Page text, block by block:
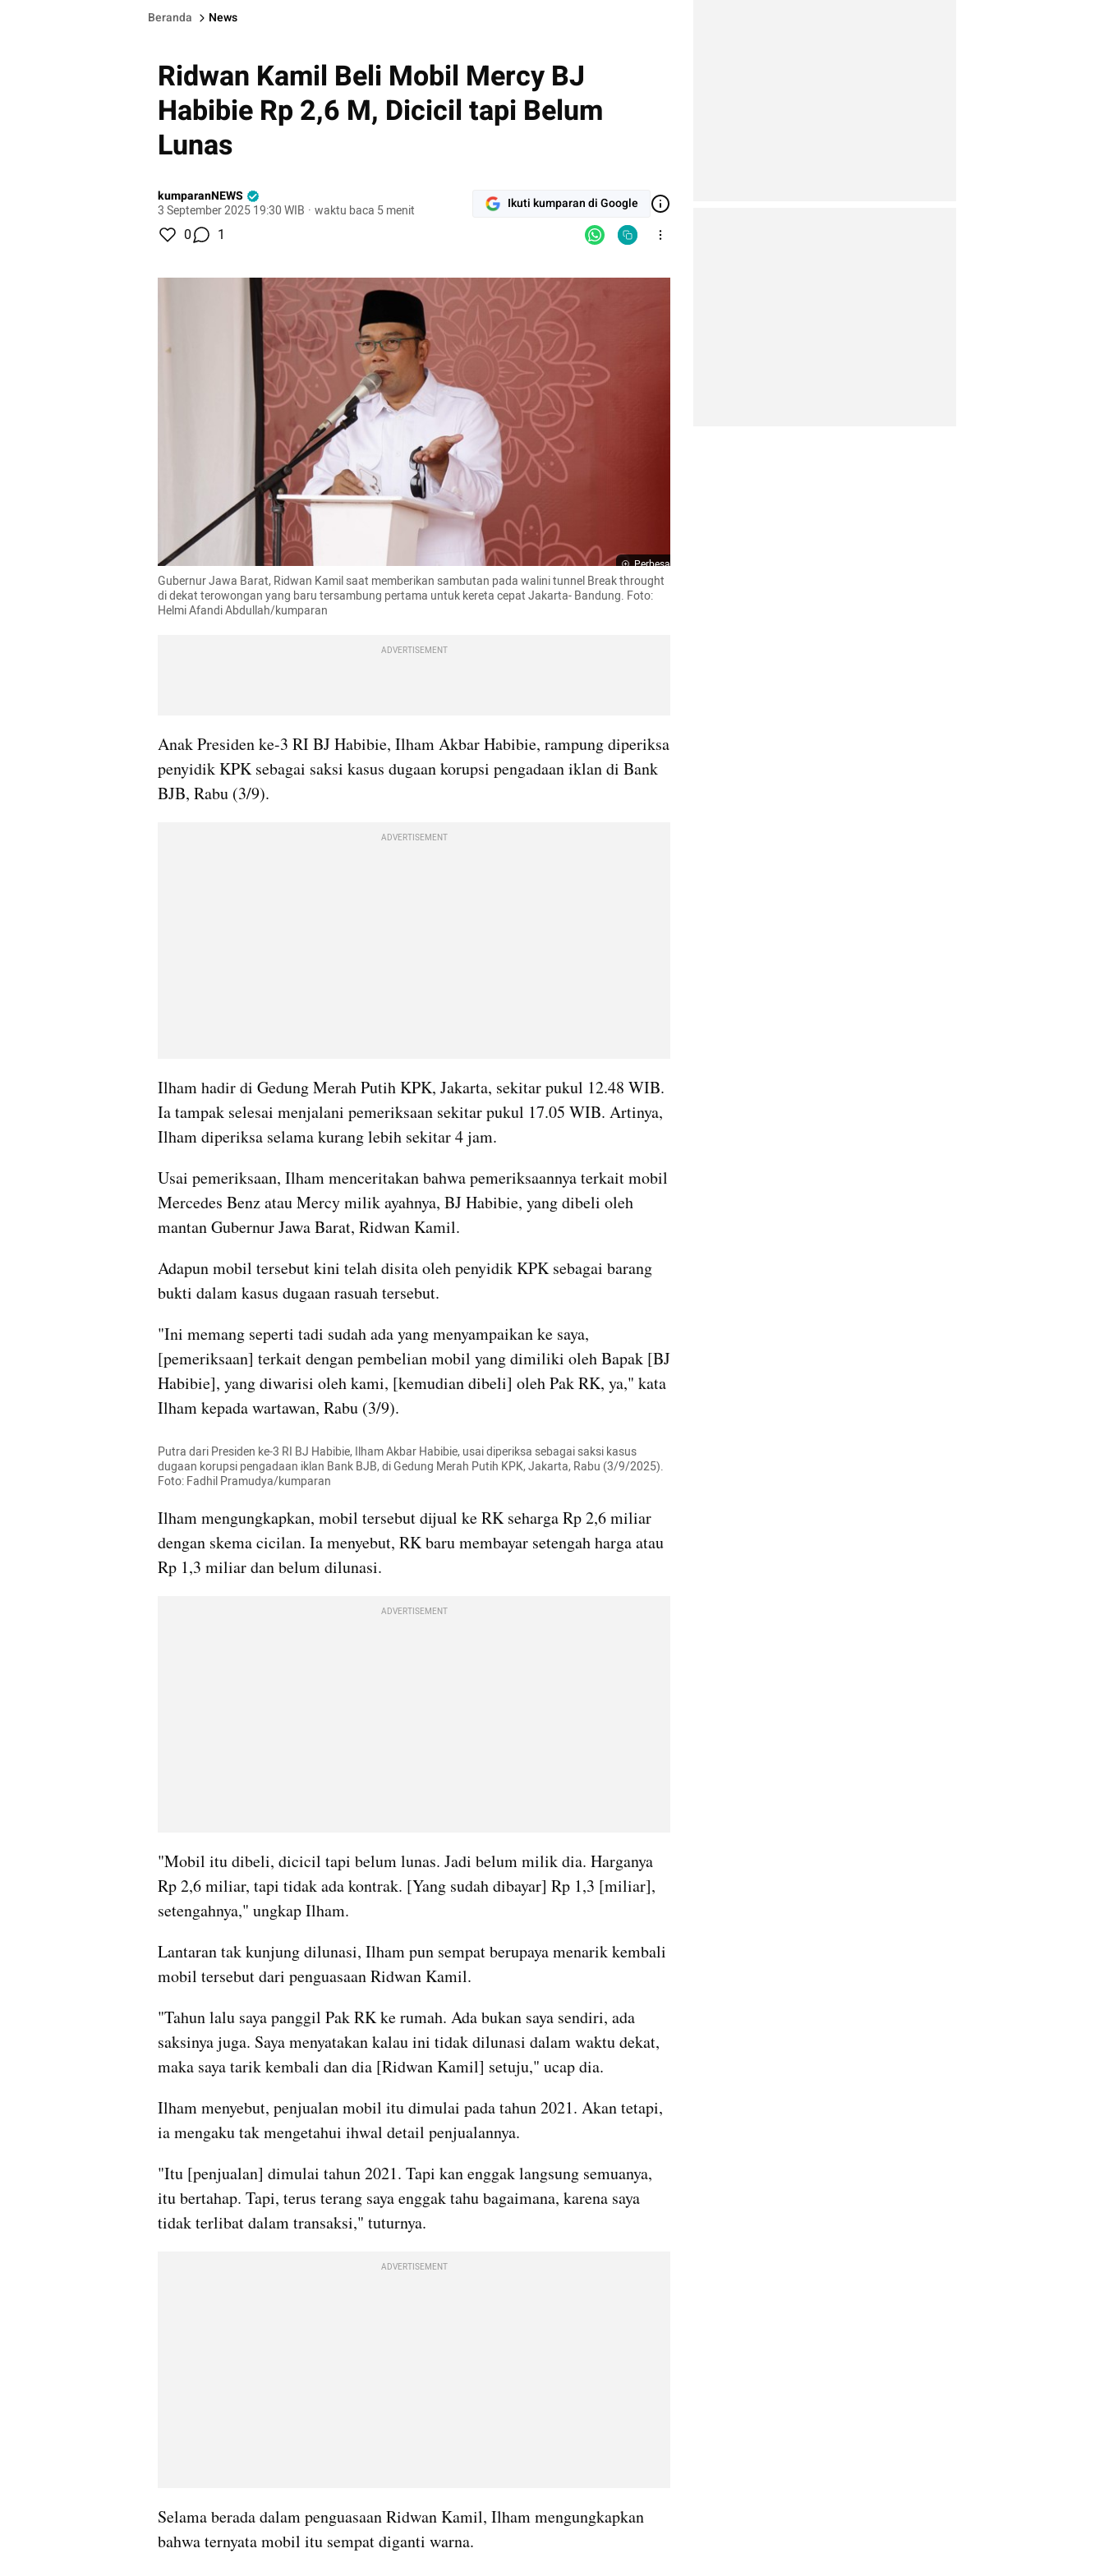
Beranda News
Ridwan Kamil Beli Mobil Mercy BJ
Habibie Rp 2,6 M, Dicicil tapi Belum
Lunas
kumparanNEWS
3 September 2025 19:30 WIB · waktu baca 5 menit Ikuti kumparan di Google
0 1
Perbesar
Gubernur Jawa Barat, Ridwan Kamil saat memberikan sambutan pada walini tunnel Break throught
di dekat terowongan yang baru tersambung pertama untuk kereta cepat Jakarta- Bandung. Foto:
Helmi Afandi Abdullah/kumparan
ADVERTISEMENT
Anak Presiden ke-3 RI BJ Habibie, Ilham Akbar Habibie, rampung diperiksa
penyidik KPK sebagai saksi kasus dugaan korupsi pengadaan iklan di Bank
BJB, Rabu (3/9).
ADVERTISEMENT
Ilham hadir di Gedung Merah Putih KPK, Jakarta, sekitar pukul 12.48 WIB.
Ia tampak selesai menjalani pemeriksaan sekitar pukul 17.05 WIB. Artinya,
Ilham diperiksa selama kurang lebih sekitar 4 jam.
Usai pemeriksaan, Ilham menceritakan bahwa pemeriksaannya terkait mobil
Mercedes Benz atau Mercy milik ayahnya, BJ Habibie, yang dibeli oleh
mantan Gubernur Jawa Barat, Ridwan Kamil.
Adapun mobil tersebut kini telah disita oleh penyidik KPK sebagai barang
bukti dalam kasus dugaan rasuah tersebut.
"Ini memang seperti tadi sudah ada yang menyampaikan ke saya,
[pemeriksaan] terkait dengan pembelian mobil yang dimiliki oleh Bapak [BJ
Habibie], yang diwarisi oleh kami, [kemudian dibeli] oleh Pak RK, ya," kata
Ilham kepada wartawan, Rabu (3/9).
Putra dari Presiden ke-3 RI BJ Habibie, Ilham Akbar Habibie, usai diperiksa sebagai saksi kasus
dugaan korupsi pengadaan iklan Bank BJB, di Gedung Merah Putih KPK, Jakarta, Rabu (3/9/2025).
Foto: Fadhil Pramudya/kumparan
Ilham mengungkapkan, mobil tersebut dijual ke RK seharga Rp 2,6 miliar
dengan skema cicilan. Ia menyebut, RK baru membayar setengah harga atau
Rp 1,3 miliar dan belum dilunasi.
ADVERTISEMENT
"Mobil itu dibeli, dicicil tapi belum lunas. Jadi belum milik dia. Harganya
Rp 2,6 miliar, tapi tidak ada kontrak. [Yang sudah dibayar] Rp 1,3 [miliar],
setengahnya," ungkap Ilham.
Lantaran tak kunjung dilunasi, Ilham pun sempat berupaya menarik kembali
mobil tersebut dari penguasaan Ridwan Kamil.
"Tahun lalu saya panggil Pak RK ke rumah. Ada bukan saya sendiri, ada
saksinya juga. Saya menyatakan kalau ini tidak dilunasi dalam waktu dekat,
maka saya tarik kembali dan dia [Ridwan Kamil] setuju," ucap dia.
Ilham menyebut, penjualan mobil itu dimulai pada tahun 2021. Akan tetapi,
ia mengaku tak mengetahui ihwal detail penjualannya.
"Itu [penjualan] dimulai tahun 2021. Tapi kan enggak langsung semuanya,
itu bertahap. Tapi, terus terang saya enggak tahu bagaimana, karena saya
tidak terlibat dalam transaksi," tuturnya.
ADVERTISEMENT
Selama berada dalam penguasaan Ridwan Kamil, Ilham mengungkapkan
bahwa ternyata mobil itu sempat diganti warna.